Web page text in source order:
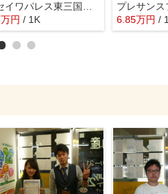
セイワパレス東三国駅前
万円 / 1K 6.85万円 /